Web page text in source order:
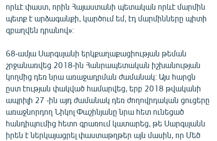
որևէ փաստ, որին Հայաստանի պետական որևէ մարմին
պետք է արձագանքի, կարծում եմ, էդ մարմինները պիտի
զբաղվեն դրանով»։
68-ամյա Սարգսյանի երկքաղաքացիության թեման
շրջանառվեց 2018-ին Հանրապետական իշխանության
կողմից դեռ նրա առաջադրման ժամանակ։ Այս հարցն
ըստ էության փակված համարվեց, երբ 2018 թվականի
ապրիլի 27 -ին այդ ժամանակ դեռ ժողովրդական ցուցերը
առաջնորդող Նիկոլ Փաշինյանը նրա հետ ունեցած
հանդիպումից հետո գրառում կատարեց, թե Սարգսյանն
իրեն է ներկայացրել փաստաթղթեր այն մասին, որ Մեծ